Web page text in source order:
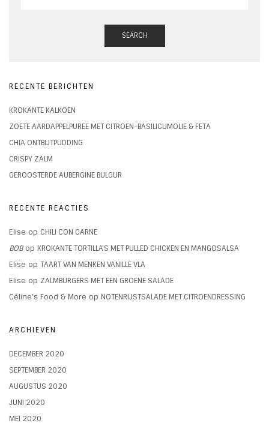
SEARCH
RECENTE BERICHTEN
KROKANTE KALKOEN
ZOETE AARDAPPELPUREE MET CITROEN-BASILICUMOLIE & FETA
CHIA ONTBIJTPUDDING
CRISPY ZALM
GEROOSTERDE AUBERGINE BULGUR
RECENTE REACTIES
Elise op CHILI CON CARNE
BOBop KROKANTE TORTILLA’S MET PULLED CHICKEN EN MANGOSALSA
Elise op TAART VAN MENKEN VANILLE VLA
Elise op ZALMBURGERS MET EEN GROENE SALADE
Céline's Food & More op NOTENRIJSTSALADE MET CITROENDRESSING
ARCHIEVEN
DECEMBER 2020
SEPTEMBER 2020
AUGUSTUS 2020
JUNI 2020
MEI 2020